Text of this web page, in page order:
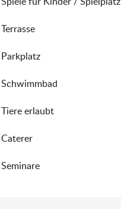
Terrasse
Parkplatz
Schwimmbad
Tiere erlaubt
Caterer
Seminare